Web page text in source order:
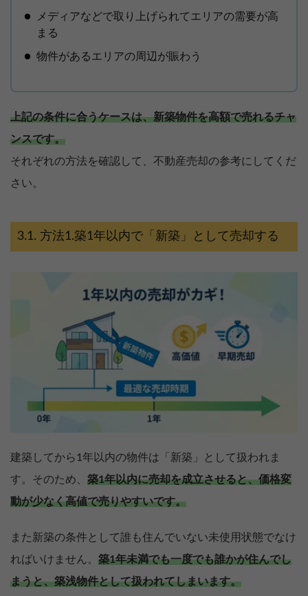
メディアなどで取り上げられてエリアの需要が高
まる
物件があるエリアの周辺が賑わう
上記の条件に合うケースは、新築物件を高額で売れるチャ
ンスです。
それぞれの方法を確認して、不動産売却の参考にしてくだ
さい。
方法1.築1年以内で「新築」として売却する
建築してから1年以内の物件は「新築」として扱われま
す。そのため、 築1年以内に売却を成立させると、価格変
動が少なく高値で売りやすいです。
また新築の条件として誰も住んでいない未使用状態でなけ
ればいけません。 築1年未満でも一度でも誰かが住んでし
まうと、築浅物件として扱われてしまいます。